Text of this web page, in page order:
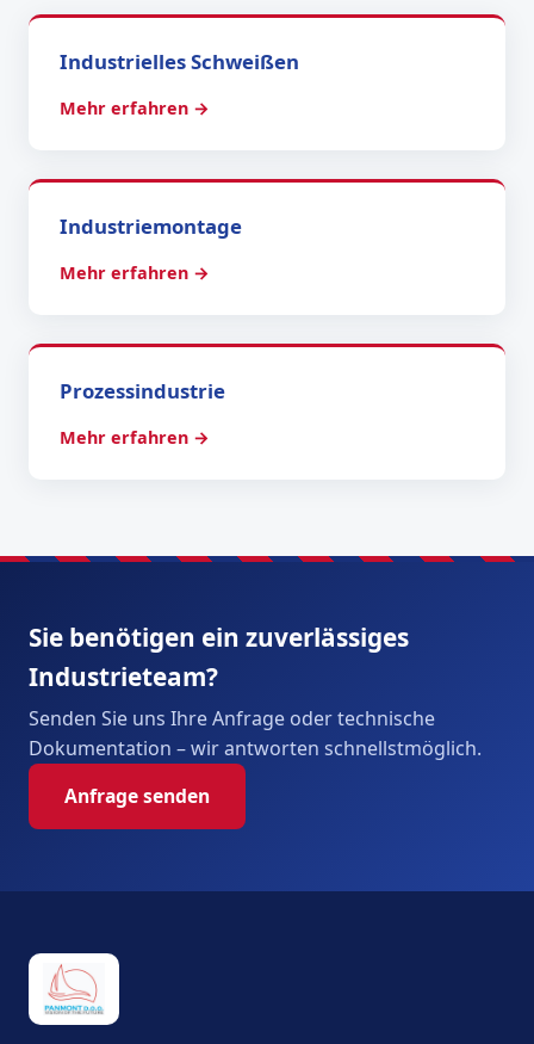
Industrielles Schweißen
Mehr erfahren →
Industriemontage
Mehr erfahren →
Prozessindustrie
Mehr erfahren →
Sie benötigen ein zuverlässiges
Industrieteam?
Senden Sie uns Ihre Anfrage oder technische
Dokumentation – wir antworten schnellstmöglich.
Anfrage senden